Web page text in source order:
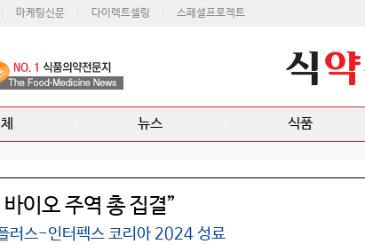
마케팅신문 다이렉트셀링 스페셜프로젝트
뉴스 식품
바이오 주역 총 집결”
러스-인터펙스 코리아 2024 성료